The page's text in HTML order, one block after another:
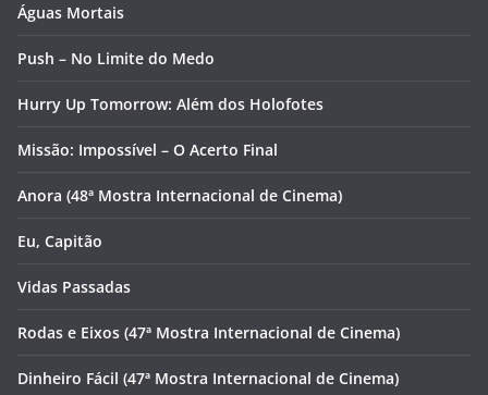
Águas Mortais
Push – No Limite do Medo
Hurry Up Tomorrow: Além dos Holofotes
Missão: Impossível – O Acerto Final
Anora (48ª Mostra Internacional de Cinema)
Eu, Capitão
Vidas Passadas
Rodas e Eixos (47ª Mostra Internacional de Cinema)
Dinheiro Fácil (47ª Mostra Internacional de Cinema)